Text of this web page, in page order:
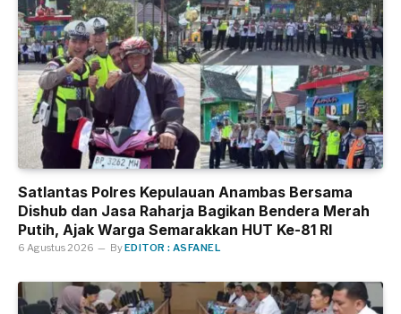
Satlantas Polres Kepulauan Anambas Bersama
Dishub dan Jasa Raharja Bagikan Bendera Merah
Putih, Ajak Warga Semarakkan HUT Ke-81 RI
6 Agustus 2026 ByEDITOR : ASFANEL